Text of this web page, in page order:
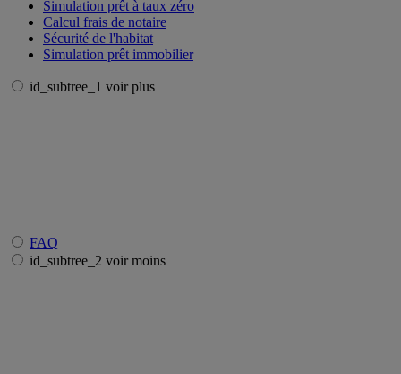
Simulation prêt à taux zéro
Calcul frais de notaire
Sécurité de l'habitat
Simulation prêt immobilier
id_subtree_1 voir plus
FAQ
id_subtree_2 voir moins